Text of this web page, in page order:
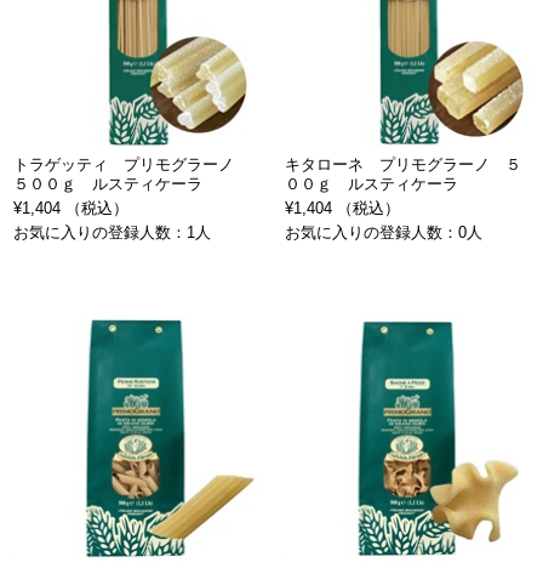
トラゲッティ プリモグラーノ
５００ｇ ルスティケーラ
¥1,404 （税込）
お気に入りの登録人数：1人
キタローネ プリモグラーノ ５
００ｇ ルスティケーラ
¥1,404 （税込）
お気に入りの登録人数：0人